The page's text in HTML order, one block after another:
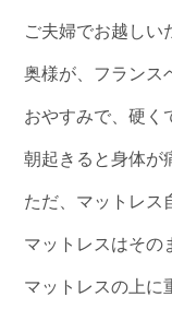
ご夫婦でお越しい
奥様が、フランス
おやすみで、硬く
朝起きると身体が
ただ、マットレス
マットレスはその
マットレスの上に